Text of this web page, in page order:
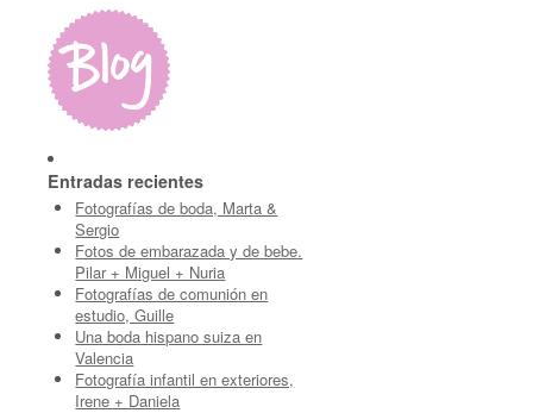
Entradas recientes
Fotografías de boda, Marta &
Sergio
Fotos de embarazada y de bebe.
Pilar + Miguel + Nuria
Fotografías de comunión en
estudio, Guille
Una boda hispano suiza en
Valencia
Fotografía infantil en exteriores,
Irene + Daniela